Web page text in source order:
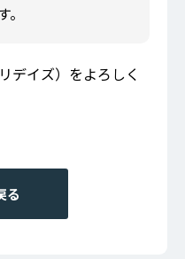
デイズ）をよろしく
る